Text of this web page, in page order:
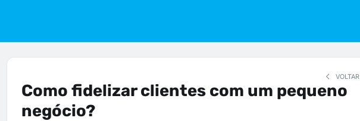
VOLTAR
Como fidelizar clientes com um pequeno
negócio?